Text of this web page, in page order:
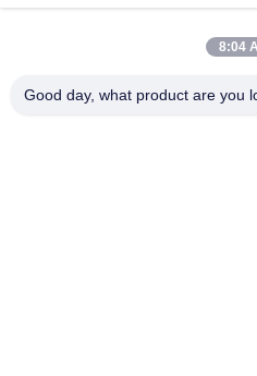
suli@sulidry.com
8:04
Good day, what product are you